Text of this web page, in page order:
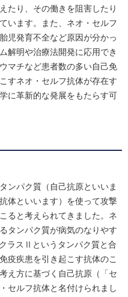
たり、その働きを阻害したり
います。また、ネオ・セルフ
児発育不全など原因が分かっ
解明や治療法開発に応用でき
マチなど患者数の多い自己免
すネオ・セルフ抗体が存在す
に革新的な発展をもたらす可
ンパク質（自己抗原といいま
体といいます）を使って攻撃
ると考えられてきました。ネ
タンパク質が病気のなりやす
ラスⅡというタンパク質と合
疫疾患を引き起こす抗体のこ
え方に基づく自己抗原（「セ
セルフ抗体と名付けられまし